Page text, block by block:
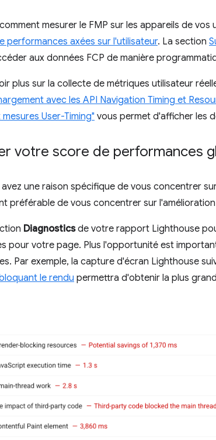
mesurer le FMP sur les appareils de
performances axées sur l'utilisateur. La section
aux données FCP de manière
plus sur la collecte de métriques utilisateur
avec les API Navigation Timing et
User-Timing" vous permet d'afficher les
votre score de performances
avez une raison spécifique de vous concentrer
préférable de vous concentrer sur
Diagnosticsde votre rapport Lighthouse
pour votre page. Plus l'opportunité est
Par exemple, la capture d'écran Lighthouse
le rendu permettra d'obtenir la plus